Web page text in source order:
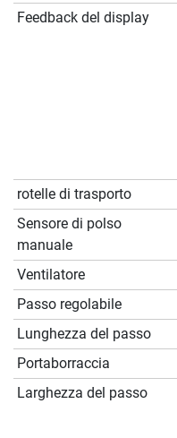
Feedback del display
rotelle di trasporto
Sensore di polso
manuale
Ventilatore
Passo regolabile
Lunghezza del passo
Portaborraccia
Larghezza del passo